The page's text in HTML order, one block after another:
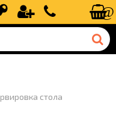
Вход Регистрация+7 (499) 110-
стола